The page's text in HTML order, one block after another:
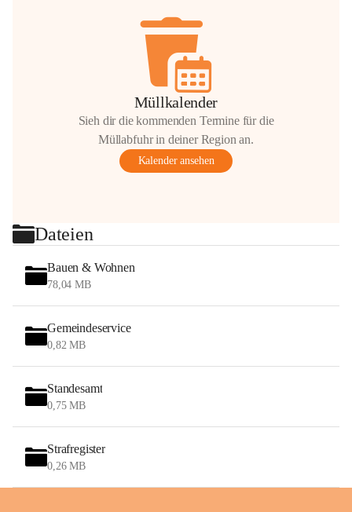
Müllkalender
Sieh dir die kommenden Termine für die
Müllabfuhr in deiner Region an.
Kalender ansehen
Dateien
Bauen & Wohnen
78,04 MB
Gemeindeservice
0,82 MB
Standesamt
0,75 MB
Strafregister
0,26 MB